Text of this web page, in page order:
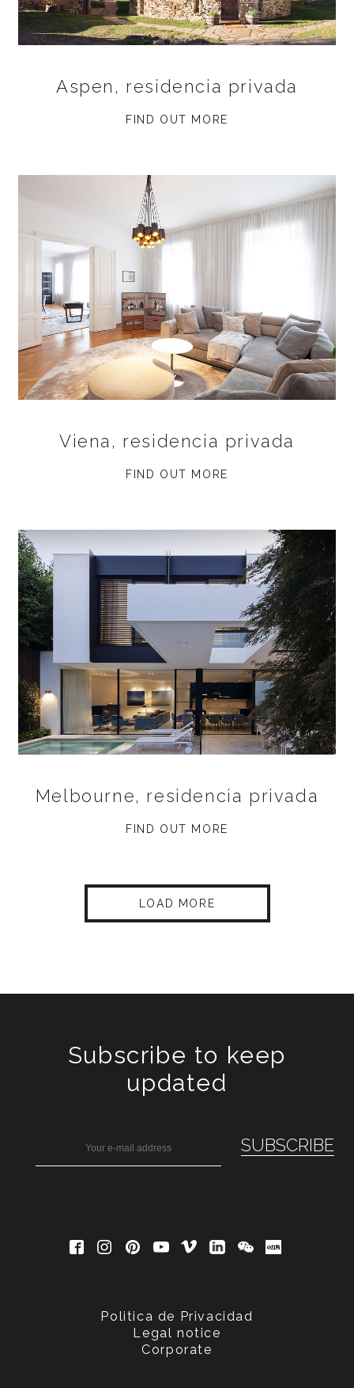
Aspen, residencia privada
FIND OUT MORE
Viena, residencia privada
FIND OUT MORE
Melbourne, residencia privada
FIND OUT MORE
LOAD MORE
Subscribe to keep
updated
Politica de Privacidad
Legal notice
Corporate